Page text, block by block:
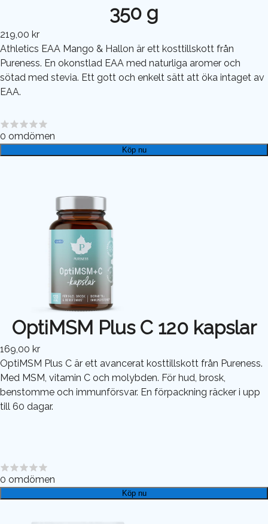
350 g
219,00 kr
Athletics EAA Mango & Hallon är ett kosttillskott från
Pureness. En okonstlad EAA med naturliga aromer och
sötad med stevia. Ett gott och enkelt sätt att öka intaget av
EAA.
0 omdömen
Köp nu
OptiMSM Plus C 120 kapslar
169,00 kr
OptiMSM Plus C är ett avancerat kosttillskott från Pureness.
Med MSM, vitamin C och molybden. För hud, brosk,
benstomme och immunförsvar. En förpackning räcker i upp
till 60 dagar.
0 omdömen
Köp nu